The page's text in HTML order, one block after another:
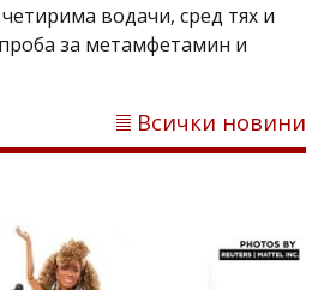
водачи, сред тях и
за метамфетамин и
Всички новини